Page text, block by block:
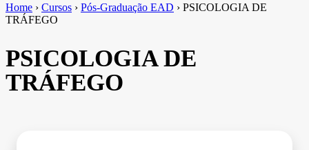
Home › Cursos › Pós-Graduação EAD › PSICOLOGIA DE
TRÁFEGO
PSICOLOGIA DE
TRÁFEGO